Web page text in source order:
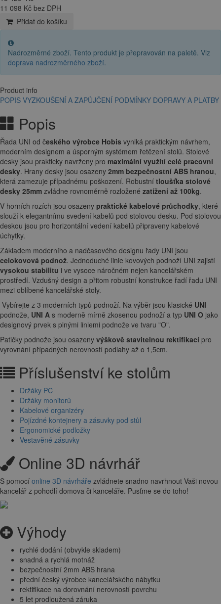
11 098 Kč bez DPH
Přidat do košíku
Nadrozměrné zboží. Tento produkt je přepravován na paletě. Viz
doprava nadrozměrného zboží.
Product info
POPIS VYZKOUŠENÍ A ZAPŮJČENÍ PODMÍNKY DOPRAVY A PLATBY
Popis
Řada UNI od českého výrobce Hobis vyniká praktickým návrhem,
moderním designem a úsporným systémem řetězení stolů. Stolové
desky jsou prakticky navrženy pro maximální využití celé pracovní
desky. Hrany desky jsou osazeny 2mm bezpečnostní ABS hranou,
která zamezuje případnému poškození. Robustní tloušťka stolové
desky 25mm zvládne rovnoměrně rozložené zatížení až 100kg.
V horních rozích jsou osazeny praktické kabelové průchodky, které
slouží k elegantnímu svedení kabelů pod stolovou desku. Pod stolovou
deskou jsou pro horizontální vedení kabelů připraveny kabelové
úchytky.
Základem moderního a nadčasového designu řady UNI jsou
celokovová podnož. Jednoduché linie kovových podnoží UNI zajistí
vysokou stabilitu i ve vysoce náročném nejen kancelářském
prostředí. Vzdušný design a přitom robustní konstrukce řadí řadu UNI
mezi oblíbené kancelářské stoly.
Vybírejte z 3 moderních typů podnoží. Na výběr jsou klasické UNI
podnože, UNI A s moderně mírně zkosenou podnoží a typ UNI O jako
designový prvek s plnými liniemi podnože ve tvaru "O".
Patičky podnože jsou osazeny výškově stavitelnou rektifikací pro
vyrovnání případných nerovností podlahy až o 1,5cm.
Příslušenství ke stolům
Držáky PC
Držáky monitorů
Kabelové organizéry
Pojízdné kontejnery a zásuvky pod stůl
Ergonomické podložky
Vestavěné zásuvky
Online 3D návrhář
S pomocí online 3D návrháře zvládnete snadno navrhnout Vaši novou
kancelář z pohodlí domova či kanceláře. Pusťme se do toho!
Výhody
rychlé dodání (obvykle skladem)
snadná a rychlá motnáž
bezpečnostní 2mm ABS hrana
přední český výrobce kancelářského nábytku
rektifikace na dorovnání nerovností povrchu
5 let prodloužená záruka